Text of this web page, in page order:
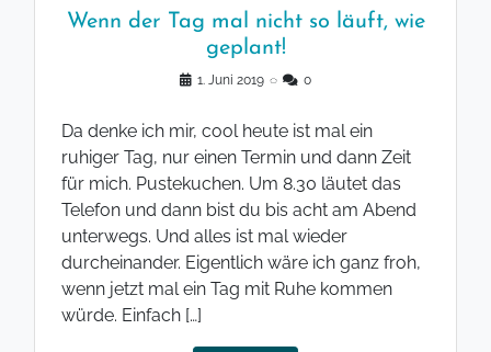
Wenn der Tag mal nicht so läuft, wie
geplant!
1. Juni 2019 ◌ 0
Da denke ich mir, cool heute ist mal ein
ruhiger Tag, nur einen Termin und dann Zeit
für mich. Pustekuchen. Um 8.30 läutet das
Telefon und dann bist du bis acht am Abend
unterwegs. Und alles ist mal wieder
durcheinander. Eigentlich wäre ich ganz froh,
wenn jetzt mal ein Tag mit Ruhe kommen
würde. Einfach […]